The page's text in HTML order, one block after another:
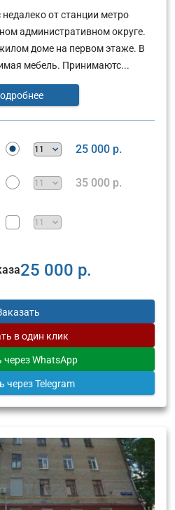
от станции метро
административном округе.
доме на первом этаже. В
мебель. Принимаютс...
25 000 р.
35 000 р.
25 000 р.
в один клик
через WhatsApp
через Telegram